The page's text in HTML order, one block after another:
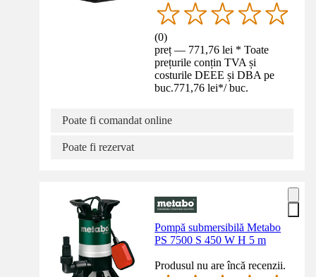
(0)
preț — 771,76 lei * Toate
prețurile conțin TVA și
costurile DEEE și DBA pe
buc.771,76 lei*/ buc.
Poate fi comandat online
Poate fi rezervat
Pompă submersibilă Metabo
PS 7500 S 450 W H 5 m
Produsul nu are încă recenzii.